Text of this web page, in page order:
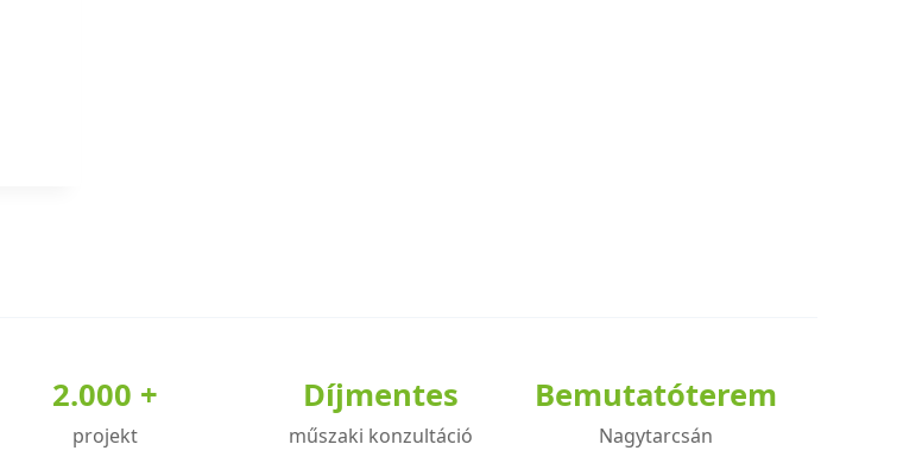
2.000 +
projekt
Díjmentes
műszaki konzultáció
Bemutatóterem
Nagytarcsán